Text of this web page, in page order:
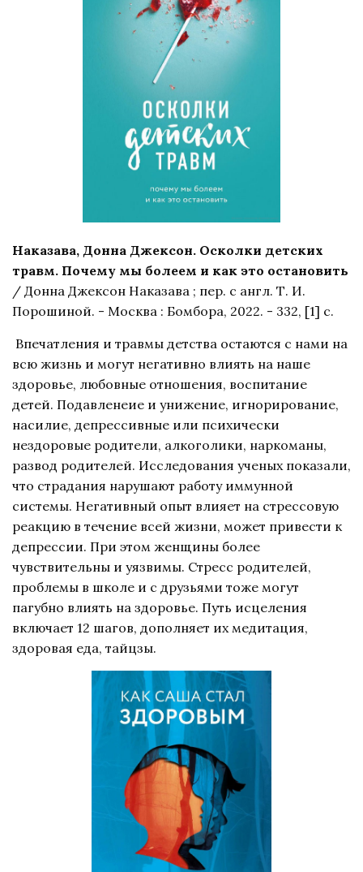
Наказава, Донна Джексон. Осколки детских
травм. Почему мы болеем и как это остановить
/ Донна Джексон Наказава ; пер. с англ. Т. И.
Порошиной. - Москва : Бомбора, 2022. - 332, [1] с.
Впечатления и травмы детства остаются с нами на
всю жизнь и могут негативно влиять на наше
здоровье, любовные отношения, воспитание
детей. Подавленеие и унижение, игнорирование,
насилие, депрессивные или психически
нездоровые родители, алкоголики, наркоманы,
развод родителей. Исследования ученых показали,
что страдания нарушают работу иммунной
системы. Негативный опыт влияет на стрессовую
реакцию в течение всей жизни, может привести к
депрессии. При этом женщины более
чувствительны и уязвимы. Стресс родителей,
проблемы в школе и с друзьями тоже могут
пагубно влиять на здоровье. Путь исцеления
включает 12 шагов, дополняет их медитация,
здоровая еда, тайцзы.